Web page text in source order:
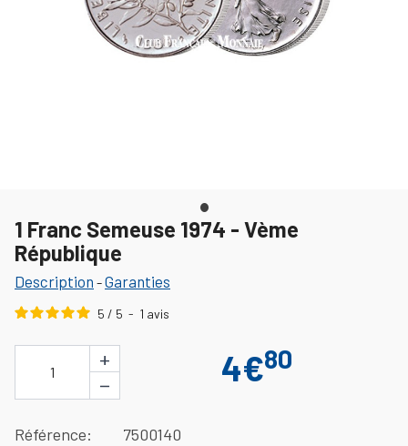
1 Franc Semeuse 1974 - Vème
République
Description -Garanties
5 / 5 - 1 avis
1
+
−
4€80
Référence
7500140